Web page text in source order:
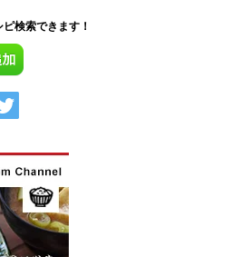
検索できます！